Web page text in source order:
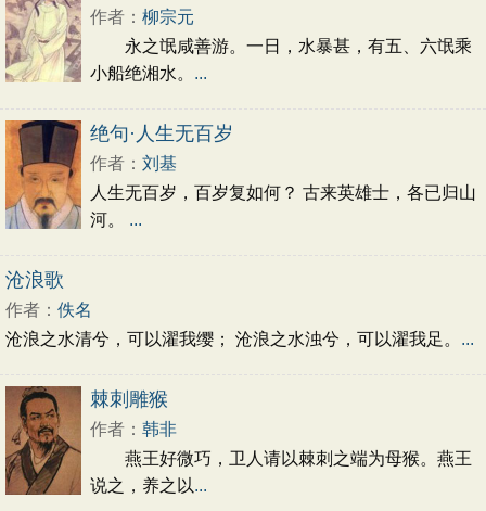
作者： 柳宗元
永之氓咸善游。一日，水暴甚，有五、六氓乘
小船绝湘水。 ...
绝句·人生无百岁
作者： 刘基
人生无百岁，百岁复如何？ 古来英雄士，各已归山
河。 ...
沧浪歌
作者： 佚名
沧浪之水清兮，可以濯我缨； 沧浪之水浊兮，可以濯我足。 ...
棘刺雕猴
作者： 韩非
燕王好微巧，卫人请以棘刺之端为母猴。燕王
说之，养之以...